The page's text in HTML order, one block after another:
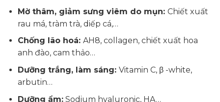
Mờ thâm, giảm sưng viêm do mụn: Chiết xuất
rau má, tràm trà, diếp cá,…
Chống lão hoá: AH8, collagen, chiết xuất hoa
anh đào, cam thảo…
Dưỡng trắng, làm sáng: Vitamin C, β -white,
arbutin…
Dưỡng ẩm:Sodium hyaluronic, HA…